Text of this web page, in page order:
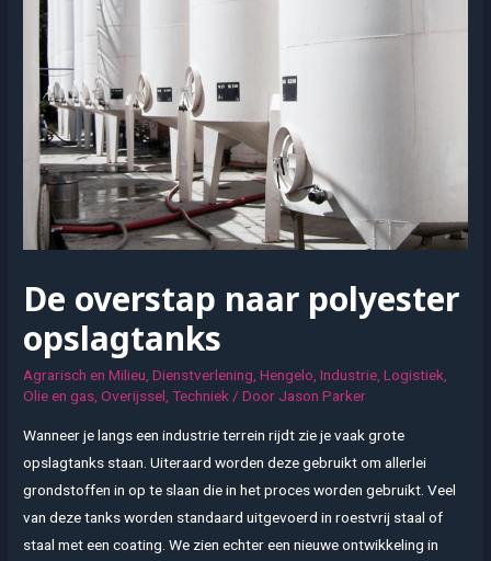
De overstap naar polyester
opslagtanks
Agrarisch en Milieu,Dienstverlening,Hengelo,Industrie,Logistiek,
Olie en gas,Overijssel,Techniek/ Door Jason Parker
Wanneer je langs een industrie terrein rijdt zie je vaak grote
opslagtanks staan. Uiteraard worden deze gebruikt om allerlei
grondstoffen in op te slaan die in het proces worden gebruikt. Veel
van deze tanks worden standaard uitgevoerd in roestvrij staal of
staal met een coating. We zien echter een nieuwe ontwikkeling in